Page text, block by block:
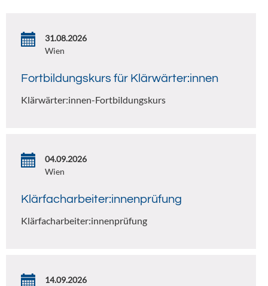
31.08.2026
Wien
Fortbildungskurs für Klärwärter:innen
Klärwärter:innen-Fortbildungskurs
04.09.2026
Wien
Klärfacharbeiter:innenprüfung
Klärfacharbeiter:innenprüfung
14.09.2026